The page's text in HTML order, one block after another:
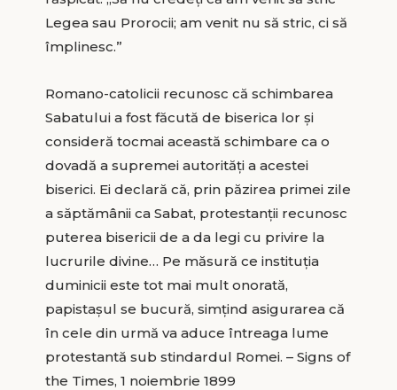
Legea sau Prorocii; am venit nu să stric, ci să
împlinesc.”
Romano-catolicii recunosc că schimbarea
Sabatului a fost făcută de biserica lor și
consideră tocmai această schimbare ca o
dovadă a supremei autorități a acestei
biserici. Ei declară că, prin păzirea primei zile
a săptămânii ca Sabat, protestanții recunosc
puterea bisericii de a da legi cu privire la
lucrurile divine… Pe măsură ce instituția
duminicii este tot mai mult onorată,
papistașul se bucură, simțind asigurarea că
în cele din urmă va aduce întreaga lume
protestantă sub stindardul Romei. – Signs of
the Times, 1 noiembrie 1899